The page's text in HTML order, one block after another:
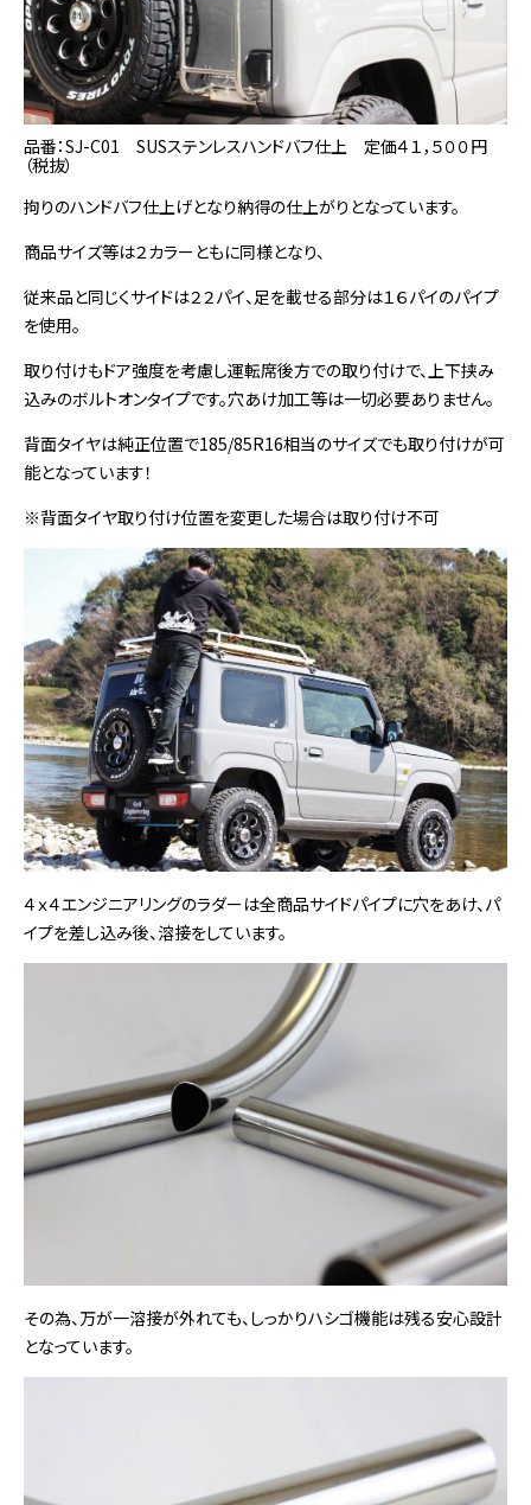
品番：SJ-C01 SUSステンレスハンドバフ仕上 定価４１，５００円
（税抜）
拘りのハンドバフ仕上げとなり納得の仕上がりとなっています。
商品サイズ等は２カラーともに同様となり、
従来品と同じくサイドは２２パイ、足を載せる部分は１６パイのパイプ
を使用。
取り付けもドア強度を考慮し運転席後方での取り付けで、上下挟み
込みのボルトオンタイプです。穴あけ加工等は一切必要ありません。
背面タイヤは純正位置で185/85R16相当のサイズでも取り付けが可
能となっています！
※背面タイヤ取り付け位置を変更した場合は取り付け不可
４ｘ４エンジニアリングのラダーは全商品サイドパイプに穴をあけ、パ
イプを差し込み後、溶接をしています。
その為、万が一溶接が外れても、しっかりハシゴ機能は残る安心設計
となっています。